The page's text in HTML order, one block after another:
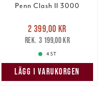
Penn Clash II 3000
Nuvarande pris
2 399,00 krTidigare pris
3 199,00 kr
2 399,00 kr
3 199,00 kr
4 ST
LÄGG I VARUKORGEN